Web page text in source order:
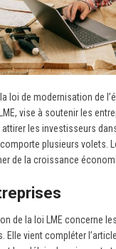
loi de modernisation de
vise à soutenir les
attirer les investisseurs
plusieurs volets.
de la croissance
de la loi LME concerne
Elle vient compléter